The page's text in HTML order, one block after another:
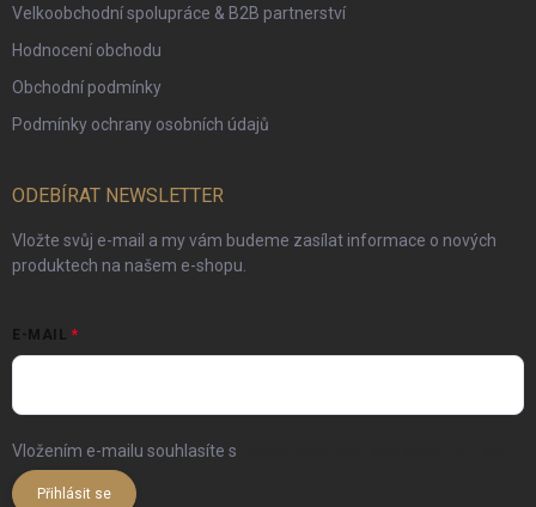
Velkoobchodní spolupráce & B2B partnerství
Hodnocení obchodu
Obchodní podmínky
Podmínky ochrany osobních údajů
ODEBÍRAT NEWSLETTER
Vložte svůj e-mail a my vám budeme zasílat informace o nových
produktech na našem e-shopu.
E-MAIL
Vložením e-mailu souhlasíte s
Přihlásit se